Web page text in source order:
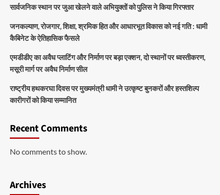
सार्वजनिक स्थान पर जुआ खेलने वाले अभियुक्तों को पुलिस ने किया गिरफ्तार
जनकल्याण, रोजगार, शिक्षा, श्रमिक हित और आधारभूत विकास को नई गति : धामी
कैबिनेट के ऐतिहासिक फैसले
एमडीडीए का अवैध प्लाटिंग और निर्माण पर बड़ा एक्शन, दो स्थानों पर ध्वस्तीकरण,
मसूरी मार्ग पर अवैध निर्माण सील
राष्ट्रीय हथकरघा दिवस पर मुख्यमंत्री धामी ने उत्कृष्ट बुनकरों और हस्तशिल्प
कारीगरों को किया सम्मानित
Recent Comments
No comments to show.
Archives